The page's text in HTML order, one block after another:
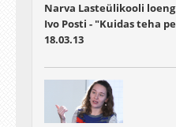
Narva Lasteülikooli
Ivo Posti - "Kuidas teha
18.03.13